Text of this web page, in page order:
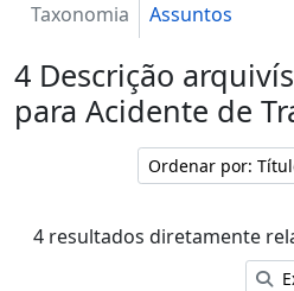
Taxonomia Assuntos
4 Descrição
para Acidente de
Ordenar por:
4 resultados diretamente